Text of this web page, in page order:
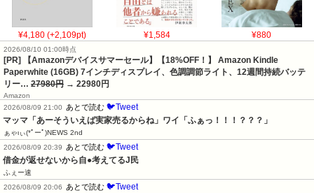
¥4,180 (+2,109pt) ¥1,584 ¥880
2026/08/10 01:00時点
[PR] 【Amazonデバイスサマーセール】【18%OFF！】 Amazon Kindle
Paperwhite (16GB) 7インチディスプレイ、色調調節ライト、12週間持続バッテ
リー… 27980円 → 22980円
Amazon
2026/08/09 21:00
あとで読む 🐦Tweet
マッマ「あーそういえば実家売るからね」ワイ「ふぁっ！！！？？？」
ぁゃιぃ(*ﾟーﾟ)NEWS 2nd
2026/08/09 20:39
あとで読む 🐦Tweet
借金が返せないから自●考えてるJ民
ふぇー速
2026/08/09 20:06
あとで読む 🐦Tweet